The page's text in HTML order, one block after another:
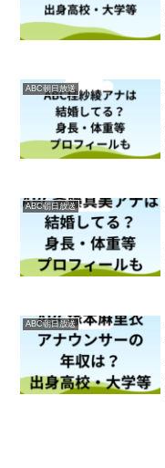
ABC朝日放送
ABC朝日放送
ABC朝日放送